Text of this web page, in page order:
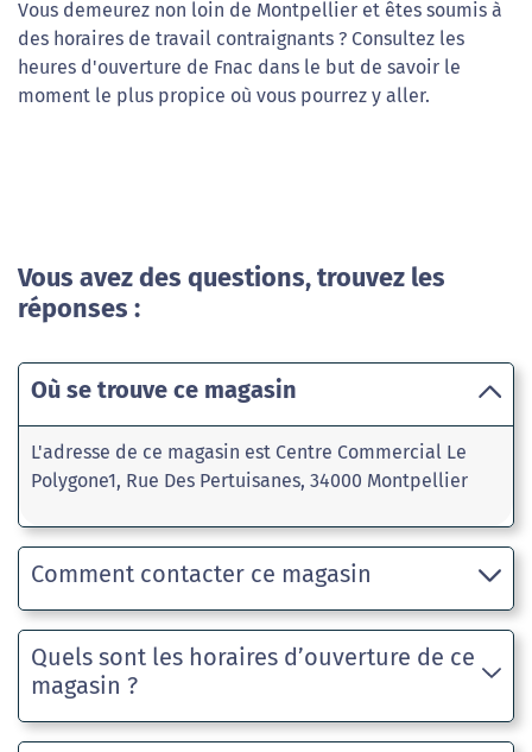
Vous demeurez non loin de Montpellier et êtes soumis à
des horaires de travail contraignants ? Consultez les
heures d'ouverture de Fnac dans le but de savoir le
moment le plus propice où vous pourrez y aller.
Vous avez des questions, trouvez les
réponses :
Où se trouve ce magasin
L'adresse de ce magasin est Centre Commercial Le
Polygone1, Rue Des Pertuisanes, 34000 Montpellier
Comment contacter ce magasin
Quels sont les horaires d’ouverture de ce
magasin ?